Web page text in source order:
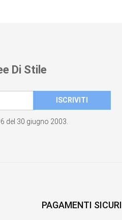
Di Stile
del 30 giugno 2003.
PAGAMENTI SICURI